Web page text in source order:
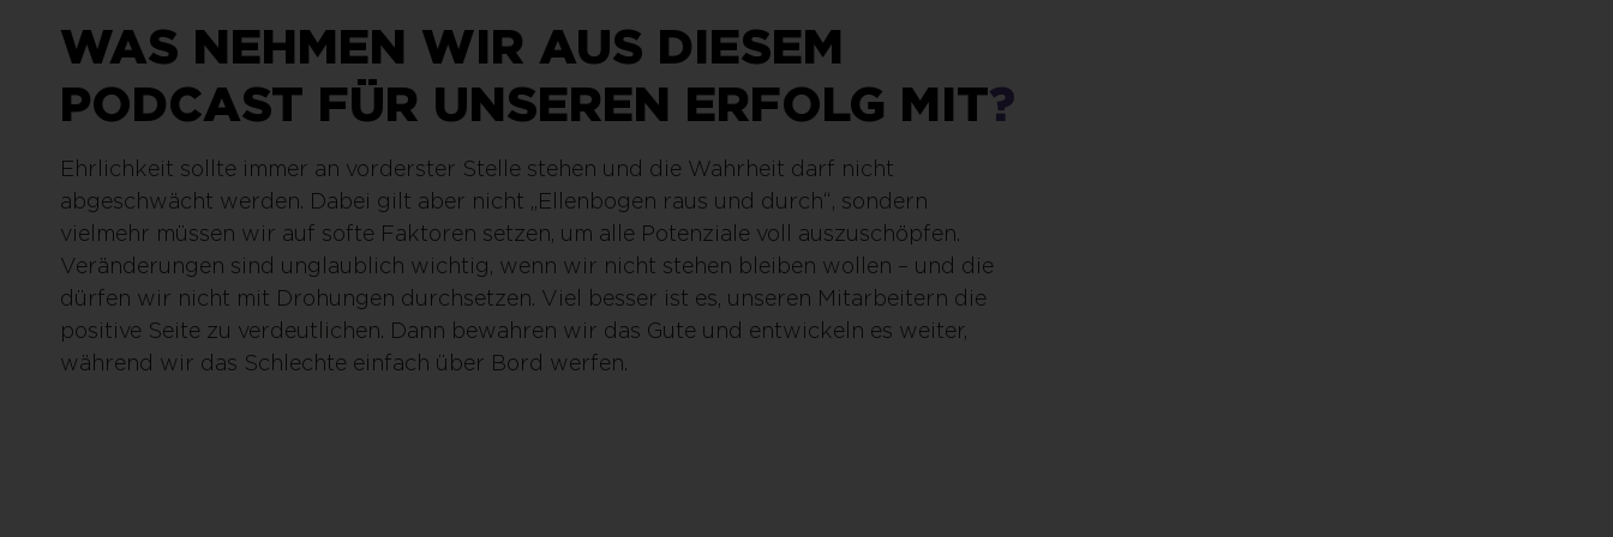
WAS NEHMEN WIR AUS DIESEM
PODCAST FÜR UNSEREN ERFOLG MIT?
Ehrlichkeit sollte immer an vorderster Stelle stehen und die Wahrheit darf nicht
abgeschwächt werden. Dabei gilt aber nicht „Ellenbogen raus und durch“, sondern
vielmehr müssen wir auf softe Faktoren setzen, um alle Potenziale voll auszuschöpfen.
Veränderungen sind unglaublich wichtig, wenn wir nicht stehen bleiben wollen – und die
dürfen wir nicht mit Drohungen durchsetzen. Viel besser ist es, unseren Mitarbeitern die
positive Seite zu verdeutlichen. Dann bewahren wir das Gute und entwickeln es weiter,
während wir das Schlechte einfach über Bord werfen.